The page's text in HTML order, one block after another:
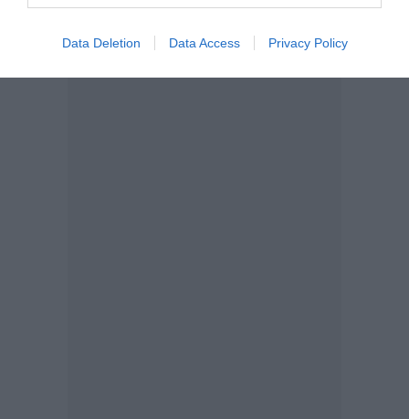
Data Deletion Data Access Privacy Policy